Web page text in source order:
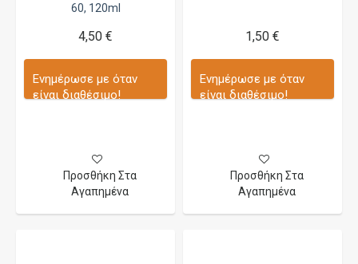
60, 120ml
4,50 €
Ενημέρωσε με όταν
είναι διαθέσιμο!
Προσθήκη Στα
Αγαπημένα
1,50 €
Ενημέρωσε με όταν
είναι διαθέσιμο!
Προσθήκη Στα
Αγαπημένα